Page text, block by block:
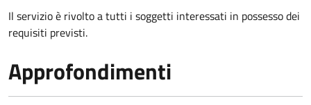
Il servizio è rivolto a tutti i soggetti interessati in possesso dei
requisiti previsti.
Approfondimenti